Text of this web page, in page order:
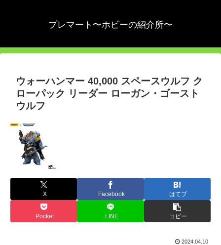
プレマート〜ホビーの紹介所〜
ウォーハンマー 40,000 スペースウルフ ク
ローパック リーダー ローガン・ゴースト
ウルフ
X Facebook はてブ
Pocket LINE コピー
2024.04.10